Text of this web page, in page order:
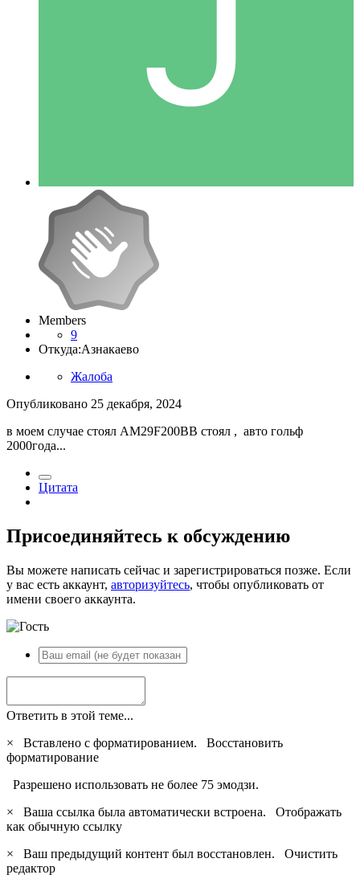
Members
9
Откуда:Азнакаево
Жалоба
Опубликовано 25 декабря, 2024
в моем случае стоял AM29F200BB стоял , авто гольф
2000года...
Цитата
Присоединяйтесь к обсуждению
Вы можете написать сейчас и зарегистрироваться позже. Если
у вас есть аккаунт, авторизуйтесь, чтобы опубликовать от
имени своего аккаунта.
Ответить в этой теме...
×
Вставлено с форматированием. Восстановить
форматирование
Разрешено использовать не более 75 эмодзи.
×
Ваша ссылка была автоматически встроена. Отображать
как обычную ссылку
×
Ваш предыдущий контент был восстановлен. Очистить
редактор